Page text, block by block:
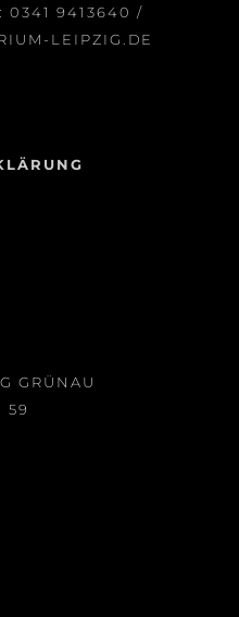
0341 9413640 /
LEIPZIG.DE
GRÜNAU